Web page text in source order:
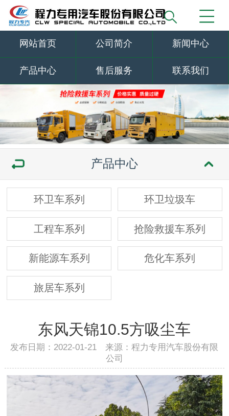
网站首页 公司简介 新闻中心
产品中心 售后服务 联系我们
产品中心
环卫车系列 环卫垃圾车
工程车系列 抢险救援车系列
新能源车系列 危化车系列
旅居车系列
东风天锦10.5方吸尘车
发布日期：2022-01-21 来源：程力专用汽车股份有限
公司